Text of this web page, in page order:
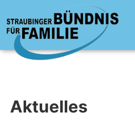
Inhalt
springen
Aktuelles